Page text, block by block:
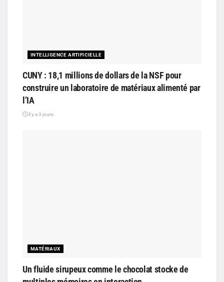
INTELLIGENCE ARTIFICIELLE
CUNY : 18,1 millions de dollars de la NSF pour
construire un laboratoire de matériaux alimenté par
l’IA
il y a 3 jours
MATÉRIAUX
Un fluide sirupeux comme le chocolat stocke de